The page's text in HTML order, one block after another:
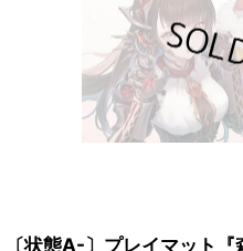
〔状態A-〕プレイマット